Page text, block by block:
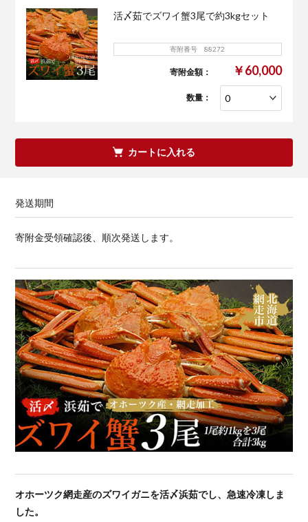
活〆茹でズワイ蟹3尾で約3kgセット
寄附番号 88272
寄附金額： ￥60,000
数量：
カートに入れる
発送期間
寄附金受領確認後、順次発送します。
オホーツク網走産のズワイガニを活〆浜茹でし、急速冷凍しま
した。